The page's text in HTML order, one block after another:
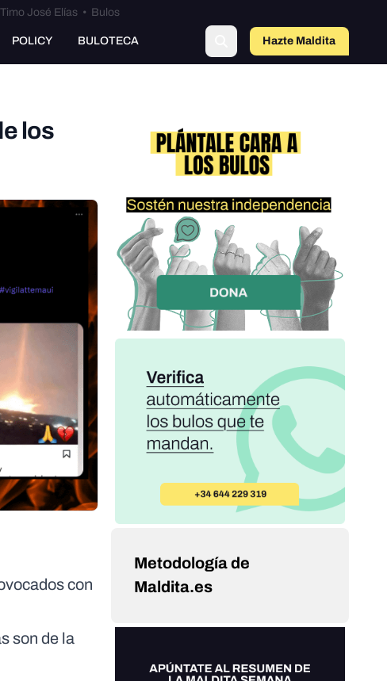
Timo José Elías• Bulos
POLICY BULOTECA Hazte Maldito
a
los
con
son de la
Metodología de
Maldita.es